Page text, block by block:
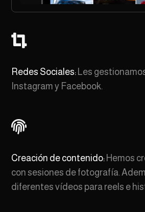

Redes Sociales: Les
Instagram y Facebook.

Creación de contenido: Hemos
con sesiones de fotografía.
diferentes vídeos para reels e